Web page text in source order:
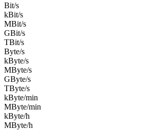
Bit/s
kBit/s
MBit/s
GBit/s
TBit/s
Byte/s
kByte/s
MByte/s
GByte/s
TByte/s
kByte/min
MByte/min
kByte/h
MByte/h